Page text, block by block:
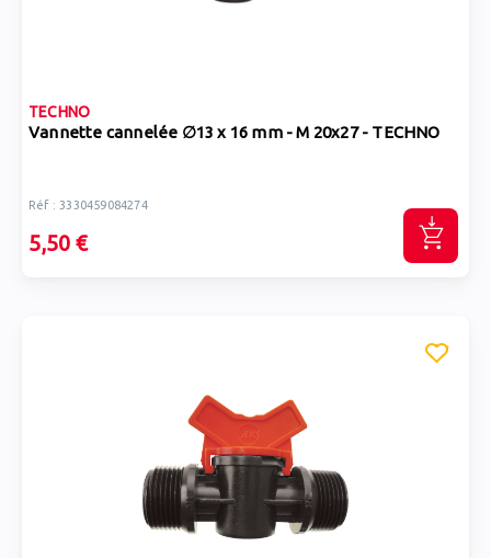
TECHNO
Vannette cannelée ∅13 x 16 mm - M 20x27 - TECHNO
Réf : 3330459084274
5,50 €